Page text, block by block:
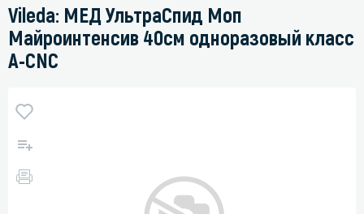
Vileda: МЕД УльтраСпид Моп
Майроинтенсив 40см одноразовый класс
А-СNC